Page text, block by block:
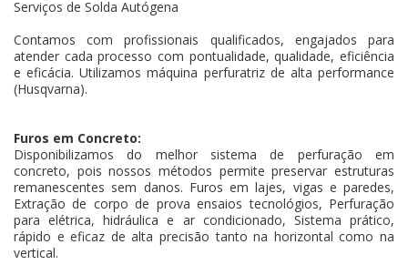
Serviços de Solda Autógena
Contamos com profissionais qualificados, engajados para
atender cada processo com pontualidade, qualidade, eficiência
e eficácia. Utilizamos máquina perfuratriz de alta performance
(Husqvarna).
Furos em Concreto:
Disponibilizamos do melhor sistema de perfuração em
concreto, pois nossos métodos permite preservar estruturas
remanescentes sem danos. Furos em lajes, vigas e paredes,
Extração de corpo de prova ensaios tecnológios, Perfuração
para elétrica, hidráulica e ar condicionado, Sistema prático,
rápido e eficaz de alta precisão tanto na horizontal como na
vertical.